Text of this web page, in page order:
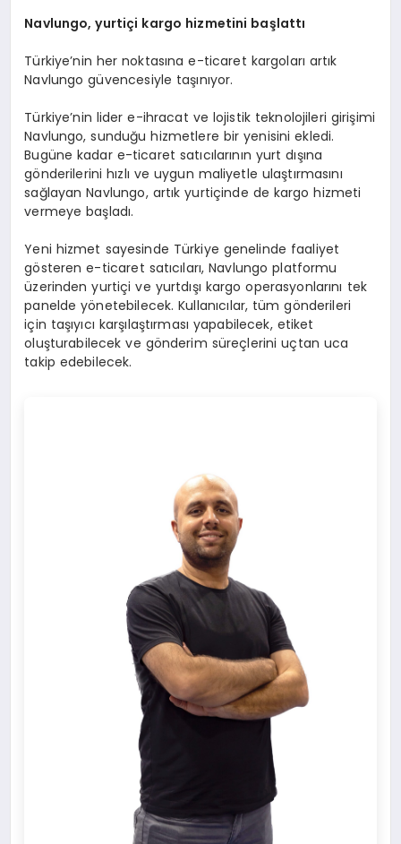
Navlungo, yurtiçi kargo hizmetini başlattı
Türkiye’nin her noktasına e-ticaret kargoları artık
Navlungo güvencesiyle taşınıyor.
Türkiye’nin lider e-ihracat ve lojistik teknolojileri girişimi
Navlungo, sunduğu hizmetlere bir yenisini ekledi.
Bugüne kadar e-ticaret satıcılarının yurt dışına
gönderilerini hızlı ve uygun maliyetle ulaştırmasını
sağlayan Navlungo, artık yurtiçinde de kargo hizmeti
vermeye başladı.
Yeni hizmet sayesinde Türkiye genelinde faaliyet
gösteren e-ticaret satıcıları, Navlungo platformu
üzerinden yurtiçi ve yurtdışı kargo operasyonlarını tek
panelde yönetebilecek. Kullanıcılar, tüm gönderileri
için taşıyıcı karşılaştırması yapabilecek, etiket
oluşturabilecek ve gönderim süreçlerini uçtan uca
takip edebilecek.